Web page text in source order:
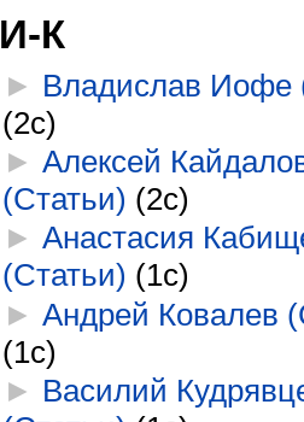
И-К
► Владислав Иофе
(2с)
►Алексей
(Статьи) (2с)
►Анастасия
(Статьи) (1с)
►Андрей Ковалев
(1с)
► Василий